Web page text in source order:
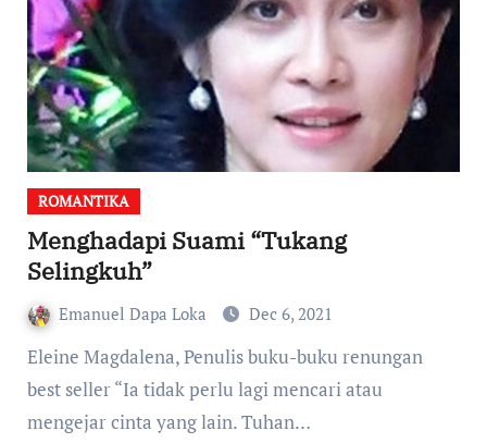
ROMANTIKA
Menghadapi Suami “Tukang
Selingkuh”
Emanuel Dapa Loka Dec 6, 2021
Eleine Magdalena, Penulis buku-buku renungan
best seller “Ia tidak perlu lagi mencari atau
mengejar cinta yang lain. Tuhan…